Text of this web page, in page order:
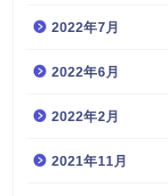
2022年7月
2022年6月
2022年2月
2021年11月